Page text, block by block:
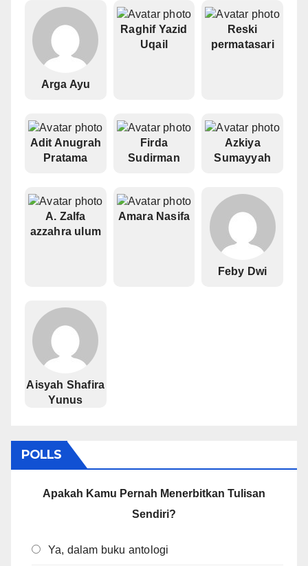
Arga Ayu
Raghif Yazid
Uqail
Reski
permatasari
Adit Anugrah
Pratama
Firda
Sudirman
Azkiya
Sumayyah
A. Zalfa
azzahra ulum
Amara Nasifa
Feby Dwi
Aisyah Shafira
Yunus
POLLS
Apakah Kamu Pernah Menerbitkan Tulisan
Sendiri?
Ya, dalam buku antologi